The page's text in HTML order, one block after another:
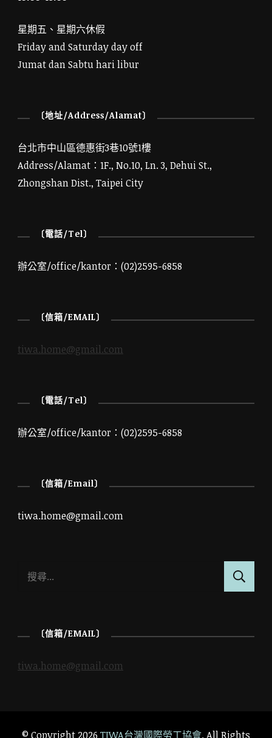
星期五、星期六休假
Friday and Saturday day off
Jumat dan Sabtu hari libur
〔地址/Address/Alamat〕
台北市中山區德惠街3巷10號1樓
Address/Alamat：1F., No.10, Ln. 3, Dehui St.,
Zhongshan Dist., Taipei City
〔電話/Tel〕
辦公室/office/kantor：(02)2595-6858
〔信箱/EMAIL〕
tiwa.home@gmail.com
〔電話/Tel〕
辦公室/office/kantor：(02)2595-6858
〔信箱/Email〕
tiwa.home@gmail.com
字:
〔信箱/EMAIL〕
tiwa.home@gmail.com
© Copyright 2026 TIWA台灣國際勞工協會. All Rights